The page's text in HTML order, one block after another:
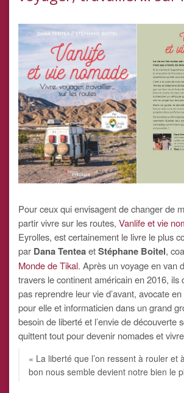
Pour ceux qui envisagent de changer de
partir vivre sur les routes, Vanlife et vie
Eyrolles, est certainement le livre le plus
par Dana TenteaetStéphane Boitel,
Monde de Tikal. Après un voyage en van
travers le continent américain en 2016, ils
pas reprendre leur vie d’avant, avocate
pour elle et informaticien dans un grand
besoin de liberté et l’envie de découverte
quittent tout pour devenir nomades et
« La liberté que l’on ressent à rouler et
bon nous semble devient notre bien le